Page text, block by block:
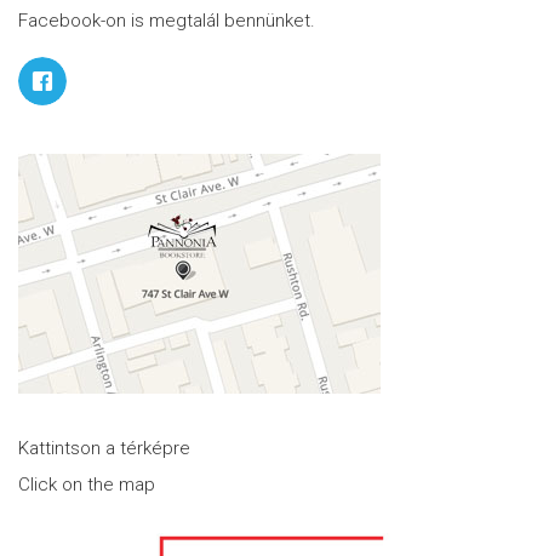
Facebook-on is megtalál bennünket.
Kattintson a térképre
Click on the map